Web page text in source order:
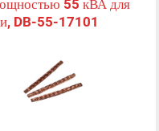
55 кВА для
DB-55-17101